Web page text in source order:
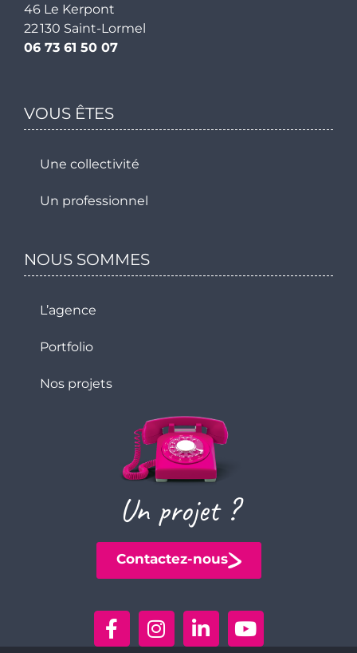
46 Le Kerpont
22 130 Saint-Lormel
06 73 61 50 07
VOUS ÊTES
Une collectivité
Un professionnel
NOUS SOMMES
L’agence
Portfolio
Nos projets
Un projet ?
Contactez-nous